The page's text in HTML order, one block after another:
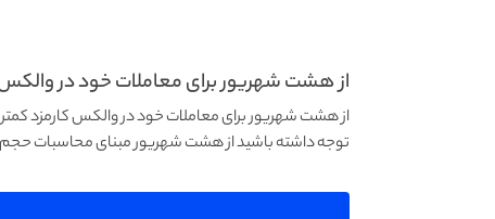
‌از هشت شهریور برای معاملات خود در والکس
‌از هشت شهریور برای معاملات خود در والکس کارمزد
‌توجه داشته باشید از هشت شهریور مبنای محاسبات حجم معاملات شما از مدت ۹۰ روز